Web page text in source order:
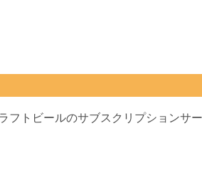
フトビールのサブスクリプションサ